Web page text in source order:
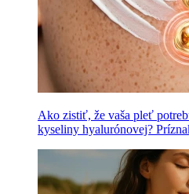
Ako zistiť, že vaša pleť
kyseliny hyalurónovej?